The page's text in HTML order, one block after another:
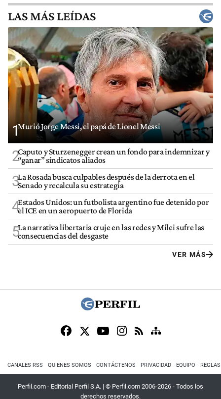
LAS MÁS LEÍDAS
1Murió Jorge Messi, el papá de Lionel Messi
2Caputo y Sturzenegger crean un fondo para indemnizar y
“ganar” sindicatos aliados
3La Rosada busca culpables después de la derrota en el
Senado y recalcula su estrategia
4Estados Unidos: un futbolista argentino fue detenido por
el ICE en un aeropuerto de Florida
5La narrativa libertaria cruje en las redes y Milei sufre las
consecuencias del desgaste
VER MÁS
CANALES RSS QUIENES SOMOS CONTÁCTENOS PRIVACIDAD EQUIPO
Perfil.com - Editorial Perfil S.A. | © Perfil.com 2006-2026 - Todos los
derechos reservados.